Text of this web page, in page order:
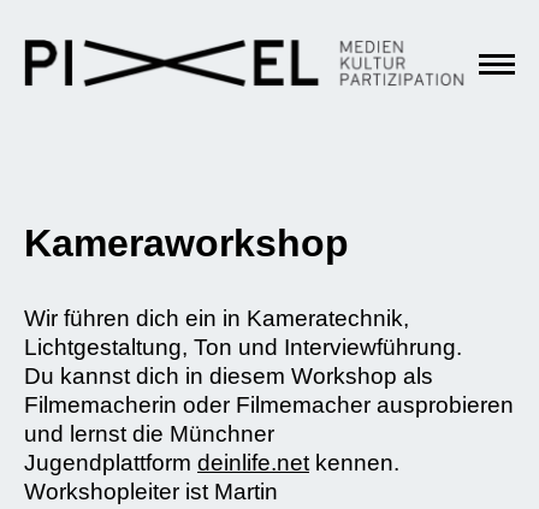
Kameraworkshop
Wir führen dich ein in Kameratechnik,
Lichtgestaltung, Ton und Interviewführung.
Du kannst dich in diesem Workshop als
Filmemacherin oder Filmemacher ausprobieren
und lernst die Münchner
Jugendplattform deinlife.net kennen.
Workshopleiter ist Martin